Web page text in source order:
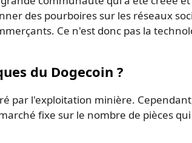
des pourboires sur les réseaux
Ce n'est donc pas la
du Dogecoin ?
par l'exploitation minière.
fixe sur le nombre de pièces